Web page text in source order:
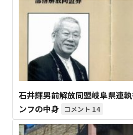
石井輝男前解放同盟岐阜県連
ンフの中身
14